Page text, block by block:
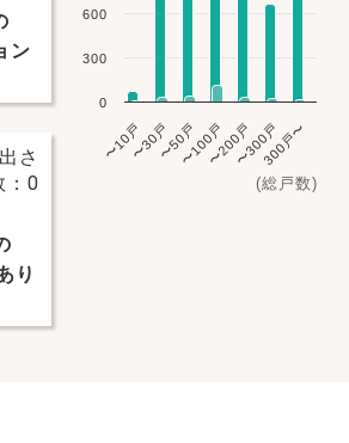
ン
さ
：0
り
(総戸数)
〜10戸〜30戸〜50戸〜100戸〜200戸〜300戸300戸〜
0
300
600